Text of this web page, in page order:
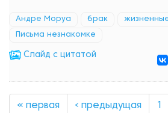
Андре Моруа брак
Письма незнакомке
Cлайд с цитатой
« первая ‹ предыдущая